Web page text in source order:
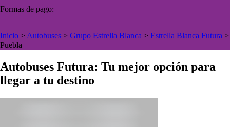
Formas de pago:
Inicio > Autobuses > Grupo Estrella Blanca > Estrella Blanca Futura >
Puebla
Autobuses Futura: Tu mejor opción para
llegar a tu destino